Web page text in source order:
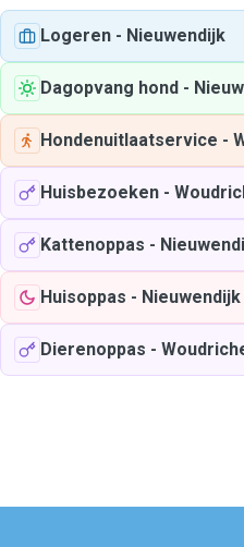
Logeren - Nieuwendijk
Dagopvang hond -
Hondenuitlaatservice -
Huisbezoeken -
Kattenoppas -
Huisoppas - Nieuwendijk
Dierenoppas -